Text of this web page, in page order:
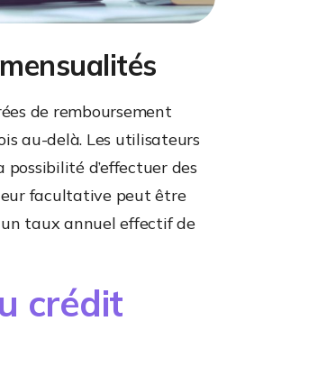
de remboursement
au-delà. Les utilisateurs
d’effectuer des
facultative peut être
taux annuel effectif de
crédit